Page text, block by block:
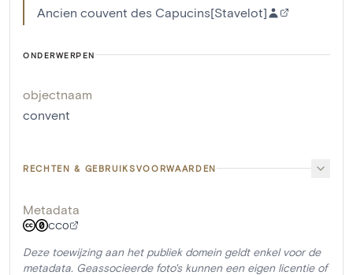
Ancien couvent des Capucins[Stavelot]
ONDERWERPEN
objectnaam
convent
RECHTEN & GEBRUIKSVOORWAARDEN
Metadata
CC0
Deze toewijzing aan het publiek domein geldt enkel voor de
metadata. Geassocieerde foto's kunnen een eigen licentie of